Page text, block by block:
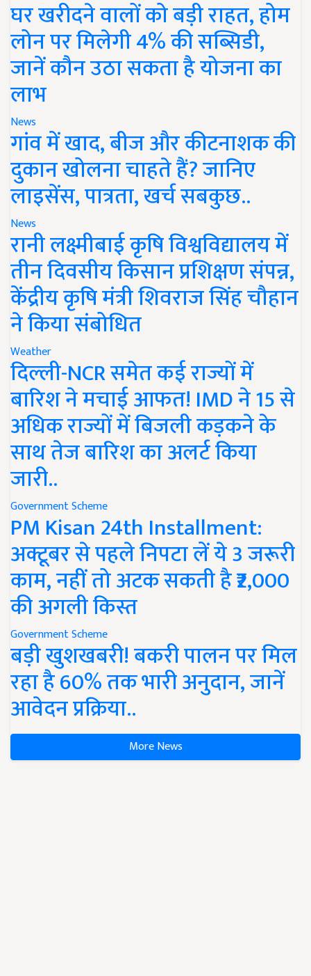
घर खरीदने वालों को बड़ी राहत, होम
लोन पर मिलेगी 4% की सब्सिडी,
जानें कौन उठा सकता है योजना का
लाभ
News
गांव में खाद, बीज और कीटनाशक की
दुकान खोलना चाहते हैं? जानिए
लाइसेंस, पात्रता, खर्च सबकुछ..
News
रानी लक्ष्मीबाई कृषि विश्वविद्यालय में
तीन दिवसीय किसान प्रशिक्षण संपन्न,
केंद्रीय कृषि मंत्री शिवराज सिंह चौहान
ने किया संबोधित
Weather
दिल्ली-NCR समेत कई राज्यों में
बारिश ने मचाई आफत! IMD ने 15 से
अधिक राज्यों में बिजली कड़कने के
साथ तेज बारिश का अलर्ट किया
जारी..
Government Scheme
PM Kisan 24th Installment:
अक्टूबर से पहले निपटा लें ये 3 जरूरी
काम, नहीं तो अटक सकती है ₹2,000
की अगली किस्त
Government Scheme
बड़ी खुशखबरी! बकरी पालन पर मिल
रहा है 60% तक भारी अनुदान, जानें
आवेदन प्रक्रिया..
More News